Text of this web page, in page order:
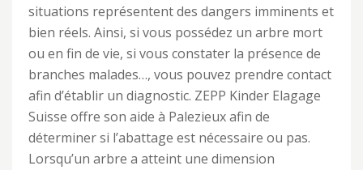
situations représentent des dangers imminents et
bien réels. Ainsi, si vous possédez un arbre mort
ou en fin de vie, si vous constater la présence de
branches malades…, vous pouvez prendre contact
afin d’établir un diagnostic. ZEPP Kinder Elagage
Suisse offre son aide à Palezieux afin de
déterminer si l’abattage est nécessaire ou pas.
Lorsqu’un arbre a atteint une dimension